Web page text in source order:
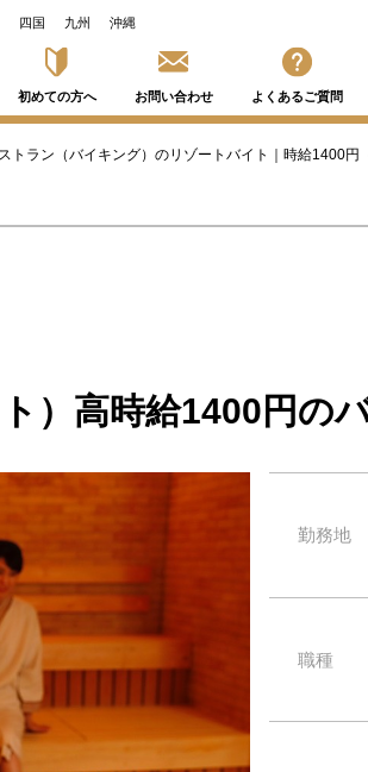
四国 九州 沖縄
初めての方へ お問い合わせ よくあるご質問
トラン（バイキング）のリゾートバイト｜時給1400円
）高時給1400円の
勤務地
職種